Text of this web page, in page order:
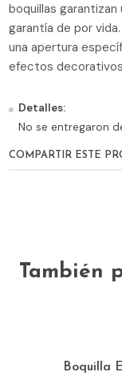
boquillas
garantía de por
una apertura
efectos
Detalles:
No se entregaron
COMPARTIR ESTE
También
Boquilla